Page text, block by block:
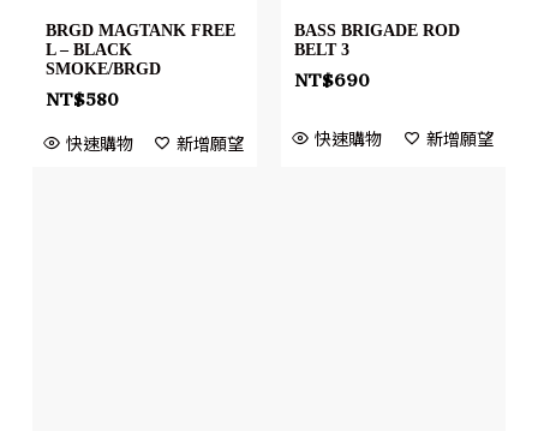
BRGD MAGTANK FREE
L – BLACK
SMOKE/BRGD
NT$580
快速購物 新增願望
BASS BRIGADE ROD
BELT 3
NT$690
快速購物 新增願望